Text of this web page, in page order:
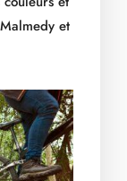
et